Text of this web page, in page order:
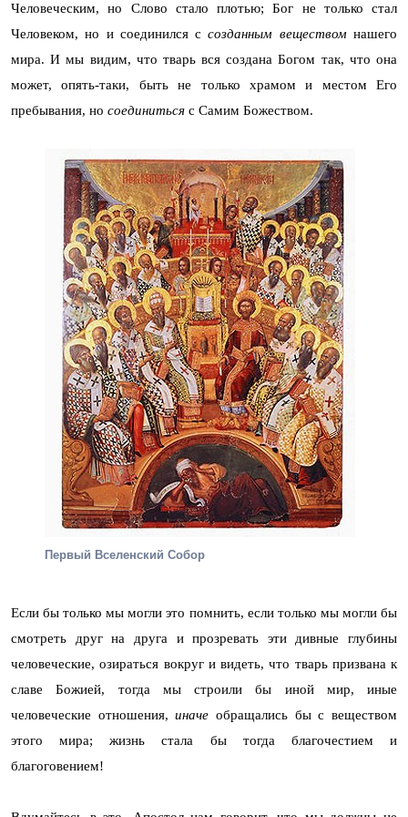
Человеческим, но Слово стало плотью; Бог не только стал
Человеком, но и соединился ссозданным веществомнашего
мира. И мы видим, что тварь вся создана Богом так, что она
может, опять-таки, быть не только храмом и местом Его
пребывания, но соединиться с Самим Божеством.
Первый Вселенский Собор
Если бы только мы могли это помнить, если только мы могли бы
смотреть друг на друга и прозревать эти дивные глубины
человеческие, озираться вокруг и видеть, что тварь призвана к
славе Божией, тогда мы строили бы иной мир, иные
человеческие отношения,иначе обращались бы с веществом
этого мира; жизнь стала бы тогда благочестием и
благоговением!